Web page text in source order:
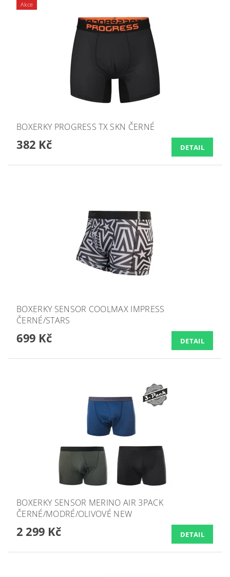
Akce
BOXERKY PROGRESS TX SKN ČERNÉ
382 Kč DETAIL
BOXERKY SENSOR COOLMAX IMPRESS
ČERNÉ/STARS
699 Kč DETAIL
BOXERKY SENSOR MERINO AIR 3PACK
ČERNÉ/MODRÉ/OLIVOVÉ NEW
2 299 Kč DETAIL